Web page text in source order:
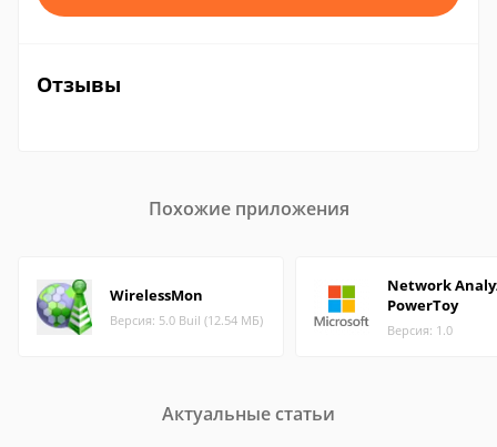
Отзывы
Похожие приложения
WirelessMon
Версия: 5.0 Buil (12.54 МБ)
Network
PowerToy
Версия: 1.0
Актуальные статьи